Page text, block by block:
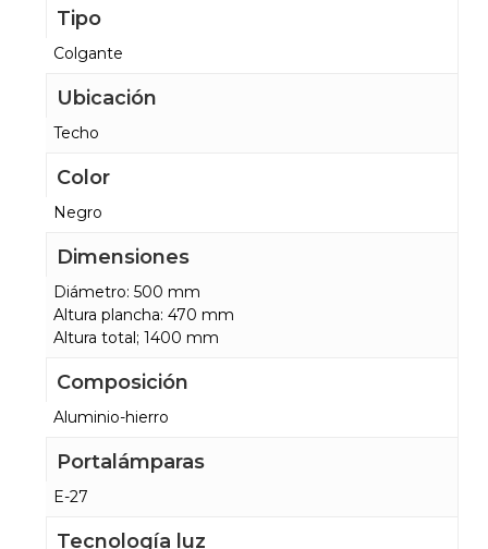
Tipo
Colgante
Ubicación
Techo
Color
Negro
Dimensiones
Diámetro: 500 mm
Altura plancha: 470 mm
Altura total; 1400 mm
Composición
Aluminio-hierro
Portalámparas
E-27
Tecnología luz